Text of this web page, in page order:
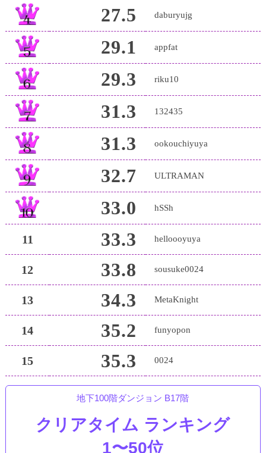
27.5 daburyujg
29.1 appfat
29.3 riku10
31.3 132435
31.3 ookouchiyuya
32.7 ULTRAMAN
33.0 hSSh
11 33.3 helloooyuya
12 33.8 sousuke0024
13 34.3 MetaKnight
14 35.2 funyopon
15 35.3 0024
地下100階ダンジョン B17階
クリアタイム ランキング
1〜50位